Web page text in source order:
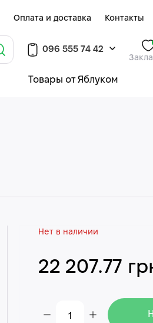
Оплата и доставка Контакты
096 555 74 42
Товары от Яблуком
Нет в наличии
22 207.77